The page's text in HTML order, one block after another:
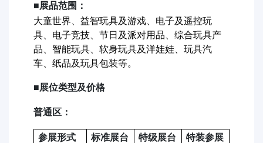
■展品范围：
大童世界、益智玩具及游戏、电子及遥控玩
具、电子竞技、节日及派对用品、综合玩具产
品、智能玩具、软身玩具及洋娃娃、玩具汽
车、纸品及玩具包装等。
■展位类型及价格
普通区：
参展形式 标准展台
特级展台
特装参展